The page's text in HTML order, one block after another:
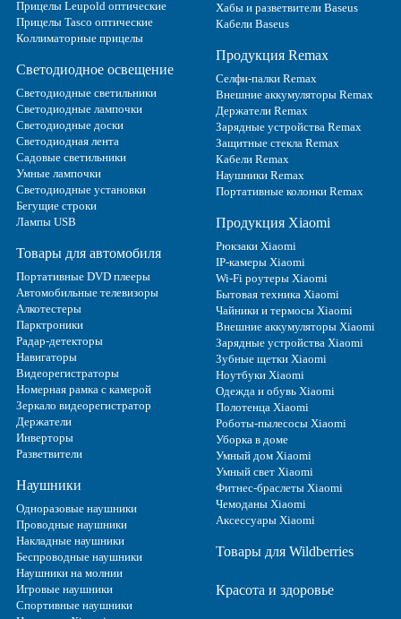
Прицелы Leupold оптические
Прицелы Tasco оптические
Коллиматорные прицелы
Светодиодное освещение
Светодиодные светильники
Светодиодные лампочки
Светодиодные доски
Светодиодная лента
Садовые светильники
Умные лампочки
Светодиодные установки
Бегущие строки
Лампы USB
Товары для автомобиля
Портативные DVD плееры
Автомобильные телевизоры
Алкотестеры
Парктроники
Радар-детекторы
Навигаторы
Видеорегистраторы
Номерная рамка с камерой
Зеркало видеорегистратор
Держатели
Инверторы
Разветвители
Наушники
Одноразовые наушники
Проводные наушники
Накладные наушники
Беспроводные наушники
Наушники на молнии
Игровые наушники
Спортивные наушники
Хабы и разветвители Baseus
Кабели Baseus
Продукция Remax
Селфи-палки Remax
Внешние аккумуляторы Remax
Держатели Remax
Зарядные устройства Remax
Защитные стекла Remax
Кабели Remax
Наушники Remax
Портативные колонки Remax
Продукция Xiaomi
Рюкзаки Xiaomi
IP-камеры Xiaomi
Wi-Fi роутеры Xiaomi
Бытовая техника Xiaomi
Чайники и термосы Xiaomi
Внешние аккумуляторы Xiaomi
Зарядные устройства Xiaomi
Зубные щетки Xiaomi
Ноутбуки Xiaomi
Одежда и обувь Xiaomi
Полотенца Xiaomi
Роботы-пылесосы Xiaomi
Уборка в доме
Умный дом Xiaomi
Умный свет Xiaomi
Фитнес-браслеты Xiaomi
Чемоданы Xiaomi
Аксессуары Xiaomi
Товары для Wildberries
Красота и здоровье